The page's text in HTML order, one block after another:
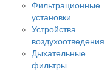
Фильтрационные
установки
Устройства
воздухоотведения
Дыхательные
фильтры